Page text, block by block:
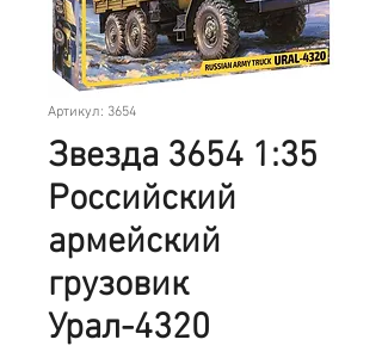
Артикул: 3654
Звезда 3654 1:35
Российский
армейский
грузовик
Урал-4320